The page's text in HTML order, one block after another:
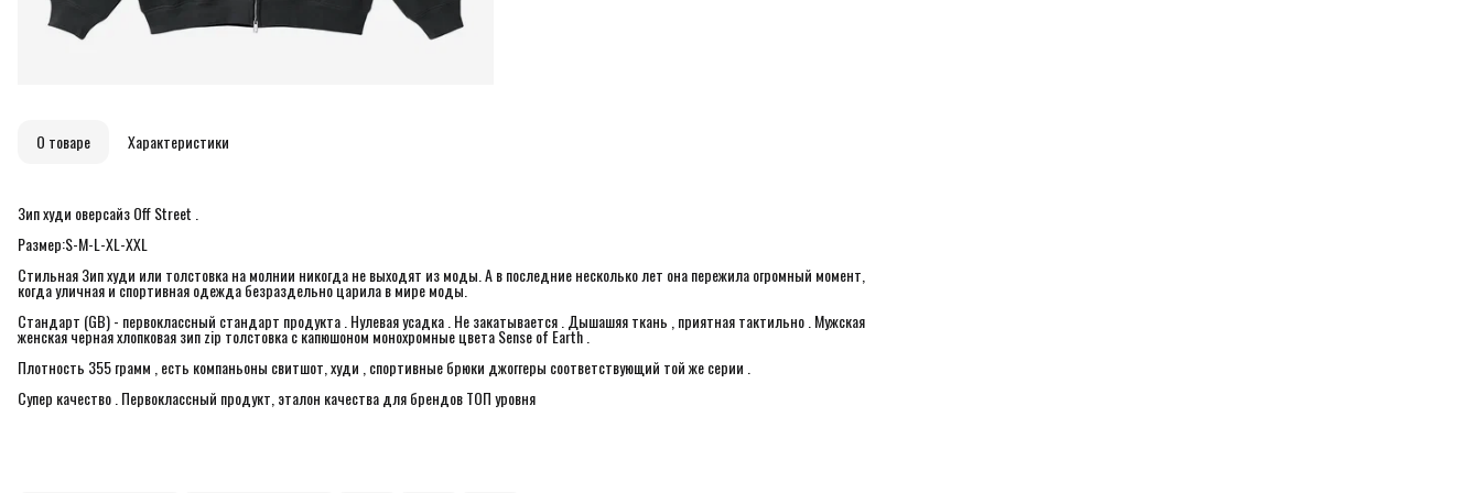
О товаре Характеристики
Зип худи оверсайз Off Street .
Размер:S-M-L-XL-XXL
Стильная Зип худи или толстовка на молнии никогда не выходят из моды. А в последние несколько лет она пережила огромный момент,
когда уличная и спортивная одежда безраздельно царила в мире моды.
Стандарт (GB) - первоклассный стандарт продукта . Нулевая усадка . Не закатывается . Дышашяя ткань , приятная тактильно . Мужская
женская черная хлопковая зип zip толстовка с капюшоном монохромные цвета Sense of Earth .
Плотность 355 грамм , есть компаньоны свитшот, худи , спортивные брюки джоггеры соответствующий той же серии .
Супер качество . Первоклассный продукт, эталон качества для брендов ТОП уровня